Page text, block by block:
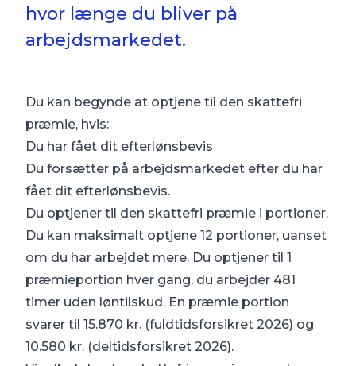
hvor længe du bliver på
arbejdsmarkedet.
Du kan begynde at optjene til den skattefri
præmie, hvis:
Du har fået dit efterlønsbevis
Du forsætter på arbejdsmarkedet efter du har
fået dit efterlønsbevis.
Du optjener til den skattefri præmie i portioner.
Du kan maksimalt optjene 12 portioner, uanset
om du har arbejdet mere. Du optjener til 1
præmieportion hver gang, du arbejder 481
timer uden løntilskud. En præmie portion
svarer til 15.870 kr. (fuldtidsforsikret 2026) og
10.580 kr. (deltidsforsikret 2026).